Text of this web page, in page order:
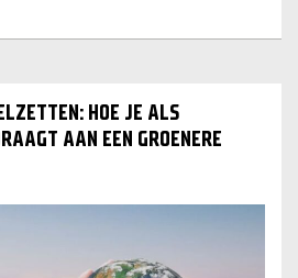
HOE JE ALS
AAN EEN GROENERE